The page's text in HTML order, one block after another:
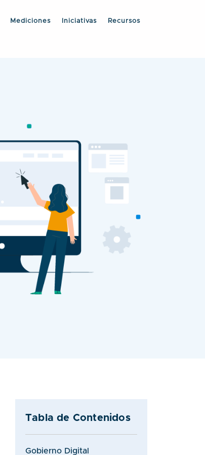
Mediciones Iniciativas Recursos
Tabla de Contenidos
Gobierno Digital